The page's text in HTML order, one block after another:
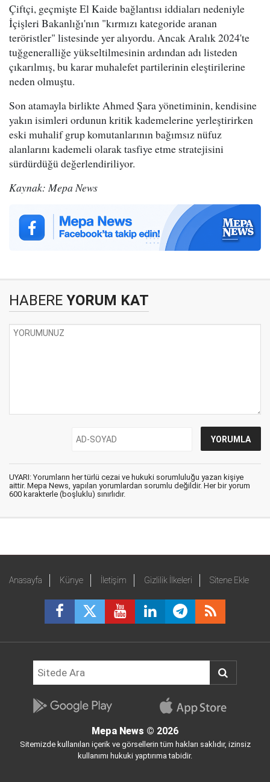
Çiftçi, geçmişte El Kaide bağlantısı iddiaları nedeniyle
İçişleri Bakanlığı'nın "kırmızı kategoride aranan
teröristler" listesinde yer alıyordu. Ancak Aralık 2024'te
tuğgeneralliğe yükseltilmesinin ardından adı listeden
çıkarılmış, bu karar muhalefet partilerinin eleştirilerine
neden olmuştu.
Son atamayla birlikte Ahmed Şara yönetiminin, kendisine
yakın isimleri ordunun kritik kademelerine yerleştirirken
eski muhalif grup komutanlarının bağımsız nüfuz
alanlarını kademeli olarak tasfiye etme stratejisini
sürdürdüğü değerlendiriliyor.
Kaynak: Mepa News
HABERE YORUM KAT
UYARI: Yorumların her türlü cezai ve hukuki sorumluluğu yazan kişiye
aittir. Mepa News, yapılan yorumlardan sorumlu değildir. Her bir yorum
600 karakterle (boşluklu) sınırlıdır.
Anasayfa Künye İletişim Gizlilik İlkeleri Sitene Ekle
Mepa News © 2026
Sitemizde kullanılan içerik ve görsellerin tüm hakları saklıdır, izinsiz
kullanımı hukuki yaptırıma tabidir.